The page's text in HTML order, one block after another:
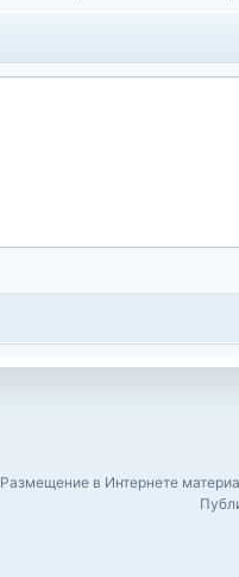
Размещение в Интернете